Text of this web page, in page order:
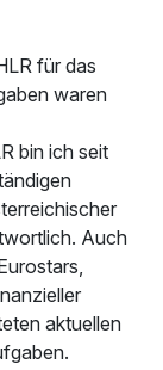
für das
waren
bin ich seit
Auch
aktuellen